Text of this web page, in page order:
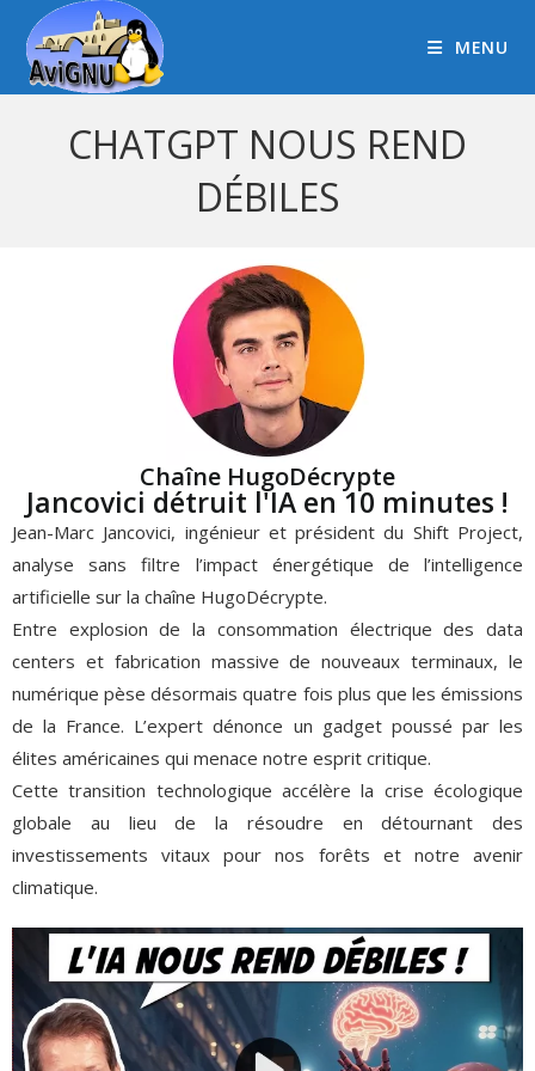
MENU
CHATGPT NOUS REND
DÉBILES
Chaîne HugoDécrypte
Jancovici détruit l'IA en 10 minutes !
Jean-Marc Jancovici, ingénieur et président du Shift Project,
analyse sans filtre l’impact énergétique de l’intelligence
artificielle sur la chaîne HugoDécrypte.
Entre explosion de la consommation électrique des data
centers et fabrication massive de nouveaux terminaux, le
numérique pèse désormais quatre fois plus que les émissions
de la France. L’expert dénonce un gadget poussé par les
élites américaines qui menace notre esprit critique.
Cette transition technologique accélère la crise écologique
globale au lieu de la résoudre en détournant des
investissements vitaux pour nos forêts et notre avenir
climatique.